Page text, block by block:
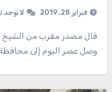
فبراير 28, 2019 لا توجد
قال مصدر مقرب من الشیخ یحیى الحجوري ” إن الأخیر
وصل عصر الیوم إلى